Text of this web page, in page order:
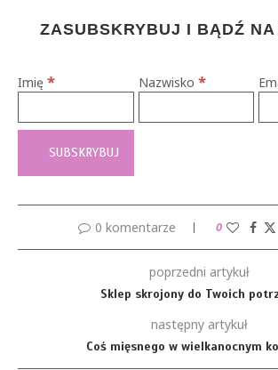
ZASUBSKRYBUJ I BĄDŹ
Imię * Nazwisko *
0 komentarze 0
poprzedni artykuł
Sklep skrojony do Twoich
następny artykuł
Coś mięsnego w wielkanocnym